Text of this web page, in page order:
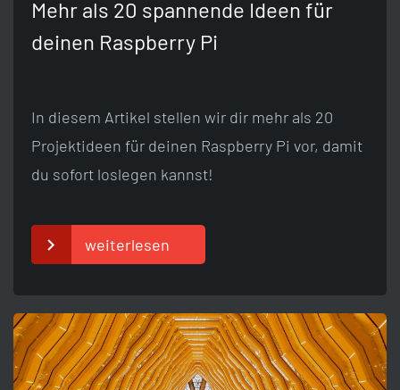
Mehr als 20 spannende Ideen für
deinen Raspberry Pi
In diesem Artikel stellen wir dir mehr als 20
Projektideen für deinen Raspberry Pi vor, damit
du sofort loslegen kannst!
weiterlesen